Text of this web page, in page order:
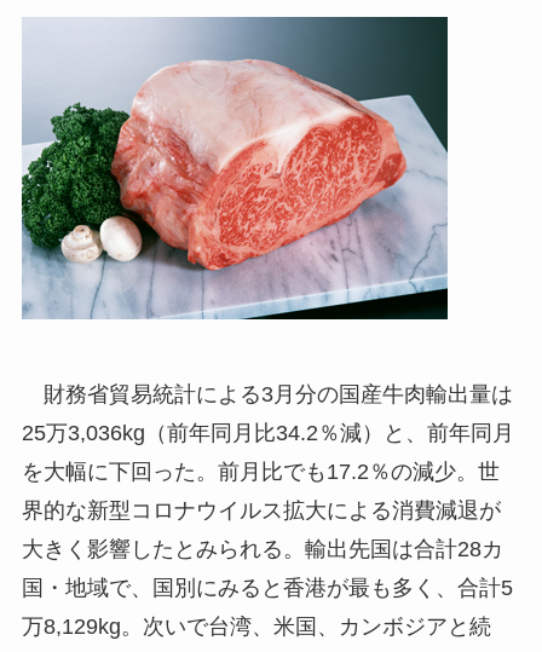
財務省貿易統計による3月分の国産牛肉輸出量は
25万3,036kg（前年同月比34.2％減）と、前年同月
を大幅に下回った。前月比でも17.2％の減少。世
界的な新型コロナウイルス拡大による消費減退が
大きく影響したとみられる。輸出先国は合計28カ
国・地域で、国別にみると香港が最も多く、合計5
万8,129kg。次いで台湾、米国、カンボジアと続